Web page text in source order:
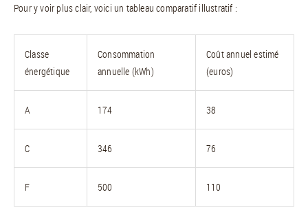
Pour y voir plus clair, voici un tableau comparatif illustratif :
Classe
énergétique
Consommation
annuelle (kWh)
Coût annuel estimé
(euros)
A 174 38
C 346 76
F 500 110